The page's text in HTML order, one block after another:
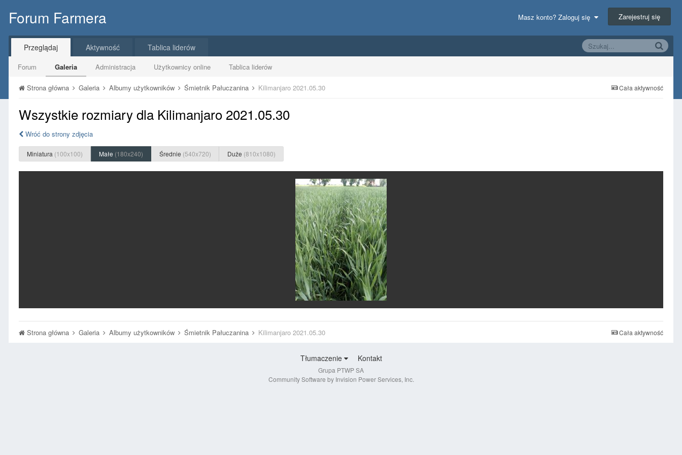
Forum Farmera Masz konto? Zaloguj się Zarejestruj się
Przeglądaj
Forum Galeria Administracja Użytkownicy online Tablica liderów
Aktywność Tablica liderów
Cała aktywność
Strona główna Galeria Albumy użytkowników Śmietnik Pałuczanina Kilimanjaro 2021.05.30
Wszystkie rozmiary dla Kilimanjaro 2021.05.30
Wróć do strony zdjęcia
Miniatura (100x100) Małe (180x240) Średnie (540x720) Duże (810x1080)
Cała aktywność
Strona główna Galeria Albumy użytkowników Śmietnik Pałuczanina Kilimanjaro 2021.05.30
Tłumaczenie Kontakt
Grupa PTWP SA
Community Software by Invision Power Services, Inc.